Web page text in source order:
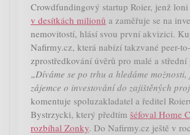
Crowdfundingový startup Roier, jenž loni
v desítkách milionů a zaměřuje se na
nemovitostí, hlásí svou první akvizici.
Nafirmy.cz, která nabízí takzvané peer-
zprostředkování úvěrů pro malé a
„Díváme se po trhu a hledáme
zájemce o investování do zajištěných
komentuje spoluzakladatel a ředitel
Bystrzycki, který předtím šéfoval Home
rozbíhal Zonky. Do Nafirmy.cz ještě v